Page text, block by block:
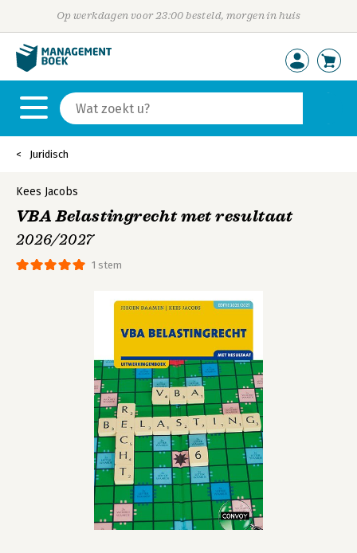
Op werkdagen voor 23:00 besteld, morgen in huis
Juridisch
1 stem
Kees Jacobs
VBA Belastingrecht met resultaat
2026/2027